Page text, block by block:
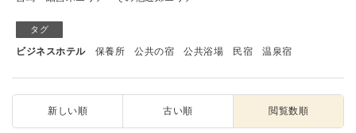
タグ
ビジネスホテル 保養所 公共の宿 公共浴場 民宿 温泉宿
新しい順 古い順 閲覧数順